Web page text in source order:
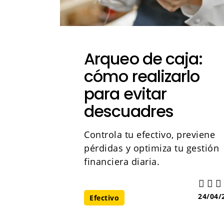
Arqueo de caja:
cómo realizarlo
para evitar
descuadres
Controla tu efectivo, previene
pérdidas y optimiza tu gestión
financiera diaria.
Efectivo 24/04/